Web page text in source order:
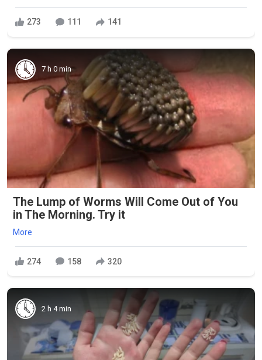
273 111 141
7 h 0 min
The Lump of Worms Will Come Out of You
in The Morning. Try it
More
274 158 320
2 h 4 min